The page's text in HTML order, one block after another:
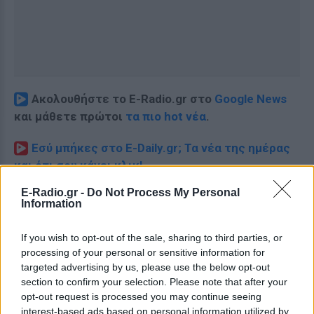
E-Radio.gr - Do Not Process My Personal
Information
If you wish to opt-out of the sale, sharing to third parties, or
processing of your personal or sensitive information for
targeted advertising by us, please use the below opt-out
section to confirm your selection. Please note that after your
opt-out request is processed you may continue seeing
interest-based ads based on personal information utilized by
Ακολουθήστε το E-Radio.gr στο Google News
και μάθετε πρώτοι τα πιο hot νέα.
Εσύ μπήκες στο E-Daily.gr; Τα νέα της ημέρας
και ότι σου κάνει κλικ!
Ακολουθήστε το E-Radio.gr και στο Instagram